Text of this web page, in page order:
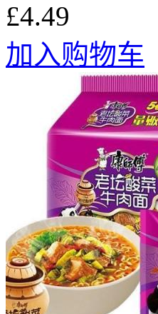
£4.49
加入购物车